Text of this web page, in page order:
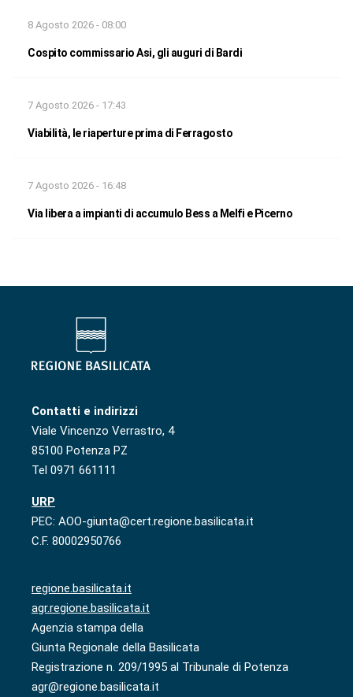
8 Agosto 2026 - 08:00
Cospito commissario Asi, gli auguri di Bardi
7 Agosto 2026 - 17:43
Viabilità, le riaperture prima di Ferragosto
7 Agosto 2026 - 16:48
Via libera a impianti di accumulo Bess a Melfi e Picerno
Contatti e indirizzi
Viale Vincenzo Verrastro, 4
85100 Potenza PZ
Tel 0971 661111
URP
PEC: AOO-giunta@cert.regione.basilicata.it
C.F. 80002950766
regione.basilicata.it
agr.regione.basilicata.it
Agenzia stampa della
Giunta Regionale della Basilicata
Registrazione n. 209/1995 al Tribunale di Potenza
agr@regione.basilicata.it